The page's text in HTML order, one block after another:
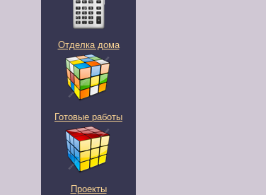
Отделка дома
Готовые работы
Проекты